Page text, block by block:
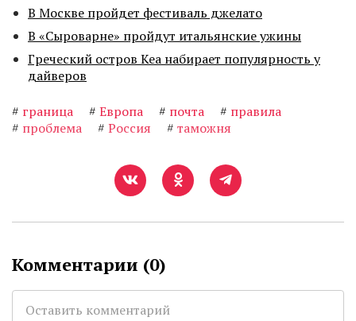
В Москве пройдет фестиваль джелато
В «Сыроварне» пройдут итальянские ужины
Греческий остров Кеа набирает популярность у
дайверов
# граница # Европа # почта # правила
# проблема # Россия # таможня
Комментарии (0)